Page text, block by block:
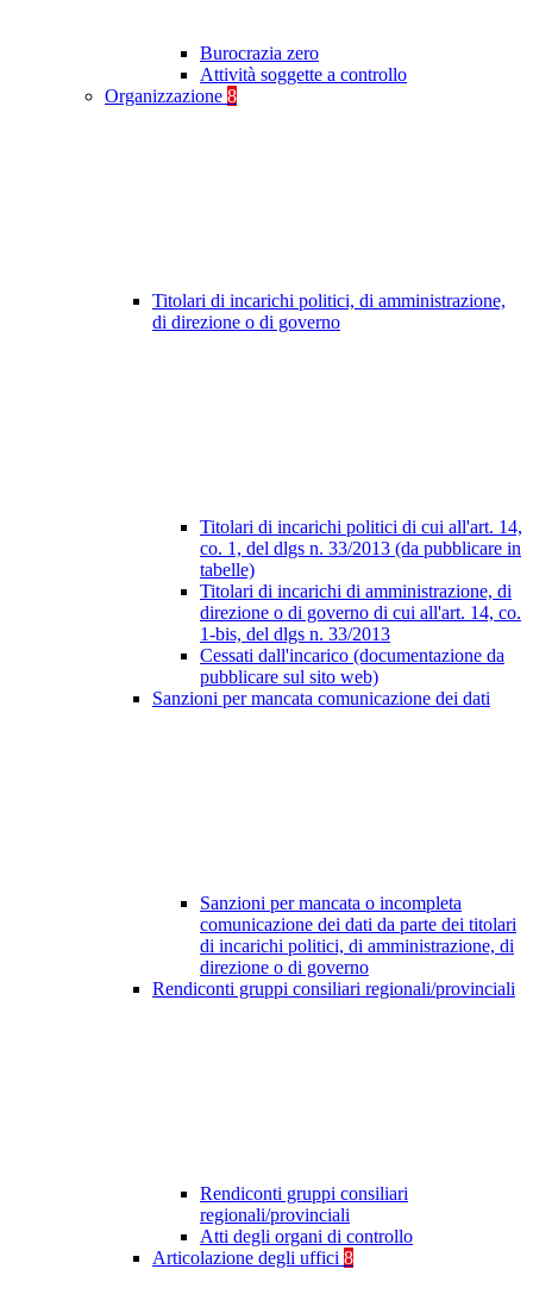
Burocrazia zero
Attività soggette a controllo
Organizzazione 8
Titolari di incarichi politici, di amministrazione,
di direzione o di governo
Titolari di incarichi politici di cui all'art. 14,
co. 1, del dlgs n. 33/2013 (da pubblicare in
tabelle)
Titolari di incarichi di amministrazione, di
direzione o di governo di cui all'art. 14, co.
1-bis, del dlgs n. 33/2013
Cessati dall'incarico (documentazione da
pubblicare sul sito web)
Sanzioni per mancata comunicazione dei dati
Sanzioni per mancata o incompleta
comunicazione dei dati da parte dei titolari
di incarichi politici, di amministrazione, di
direzione o di governo
Rendiconti gruppi consiliari regionali/provinciali
Rendiconti gruppi consiliari
regionali/provinciali
Atti degli organi di controllo
Articolazione degli uffici 8